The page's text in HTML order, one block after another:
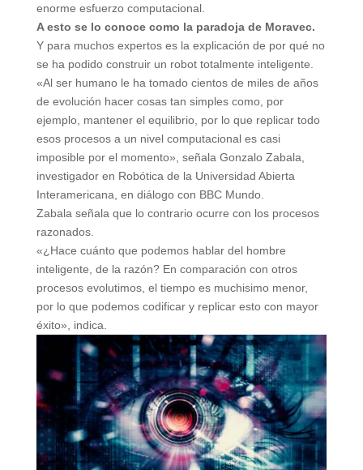
enorme esfuerzo computacional.
A esto se lo conoce como la paradoja de Moravec.
Y para muchos expertos es la explicación de por qué no
se ha podido construir un robot totalmente inteligente.
«Al ser humano le ha tomado cientos de miles de años
de evolución hacer cosas tan simples como, por
ejemplo, mantener el equilibrio, por lo que replicar todo
esos procesos a un nivel computacional es casi
imposible por el momento», señala Gonzalo Zabala,
investigador en Robótica de la Universidad Abierta
Interamericana, en diálogo con BBC Mundo.
Zabala señala que lo contrario ocurre con los procesos
razonados.
«¿Hace cuánto que podemos hablar del hombre
inteligente, de la razón? En comparación con otros
procesos evolutimos, el tiempo es muchisimo menor,
por lo que podemos codificar y replicar esto con mayor
éxito», indica.